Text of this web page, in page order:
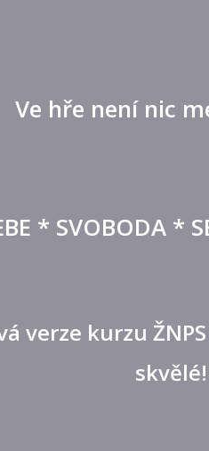
Ve hře není nic
* SVOBODA *
verze kurzu
skvělé!